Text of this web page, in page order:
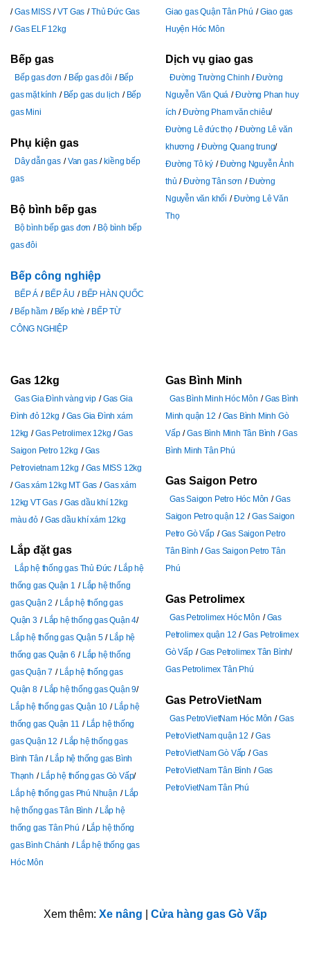
Gas MISS
VT Gas
Thủ Đức Gas
Gas ELF 12kg
Bếp gas
Bếp gas đơn Bếp gas đôi
Bếp
gas mặt kính
Bếp gas du lịch
Bếp
gas Mini
Phụ kiện gas
Dây dẫn gas Van gas
kiềng bếp
gas
Bộ bình bếp gas
Bộ bình bếp gas đơn
Bộ bình bếp
gas đôi
Bếp công nghiệp
BẾP Á BẾP ÂU
BẾP HÀN QUỐC
Bếp hầm
Bếp khè
BẾP TỪ
CÔNG NGHIỆP
Giao gas Quận Tân Phú
Giao gas
Huyện Hóc Môn
Dịch vụ giao gas
Đường Trường Chinh
Đường
Nguyễn Văn Quá
Đường Phan huy
ích
Đường Pham văn chiêu
Đường Lê đức thọ
Đường Lê văn
khương
Đường Quang trung
Đường Tô ký
Đường Nguyễn Ảnh
thủ
Đường Tân sơn
Đường
Nguyễn văn khối
Đường Lê Văn
Thọ
Gas 12kg
Gas Gia Đình vàng vip
Gas Gia
Đình đỏ 12kg
Gas Gia Đình xám
12kg
Gas Petrolimex 12kg
Gas
Saigon Petro 12kg
Gas
Petrovietnam 12kg
Gas MISS 12kg
Gas xám 12kg MT Gas
Gas xám
12kg VT Gas
Gas dầu khí 12kg
màu đỏ
Gas dầu khí xám 12kg
Lắp đặt gas
Lắp hệ thống gas Thủ Đức
Lắp hệ
thống gas Quận 1
Lắp hệ thống
gas Quận 2
Lắp hệ thống gas
Quận 3
Lắp hệ thống gas Quận 4
Lắp hệ thống gas Quận 5
Lắp hệ
thống gas Quận 6
Lắp hệ thống
gas Quận 7
Lắp hệ thống gas
Quận 8
Lắp hệ thống gas Quận 9
Lắp hệ thống gas Quận 10
Lắp hệ
thống gas Quận 11
Lắp hệ thống
gas Quận 12
Lắp hệ thống gas
Bình Tân
Lắp hệ thống gas Bình
Thạnh
Lắp hệ thống gas Gò Vấp
Lắp hệ thống gas Phú Nhuận
Lắp
hệ thống gas Tân Bình
Lắp hệ
thống gas Tân Phú
Lắp hệ thống
gas Bình Chánh
Lắp hệ thống gas
Hóc Môn
Gas Bình Minh
Gas Bình Minh Hóc Môn
Gas Bình
Minh quận 12
Gas Bình Minh Gò
Vấp
Gas Bình Minh Tân Bình
Gas
Bình Minh Tân Phú
Gas Saigon Petro
Gas Saigon Petro Hóc Môn
Gas
Saigon Petro quận 12
Gas Saigon
Petro Gò Vấp
Gas Saigon Petro
Tân Bình
Gas Saigon Petro Tân
Phú
Gas Petrolimex
Gas Petrolimex Hóc Môn
Gas
Petrolimex quận 12
Gas Petrolimex
Gò Vấp
Gas Petrolimex Tân Bình
Gas Petrolimex Tân Phú
Gas PetroVietNam
Gas PetroVietNam Hóc Môn
Gas
PetroVietNam quận 12
Gas
PetroVietNam Gò Vấp
Gas
PetroVietNam Tân Bình
Gas
PetroVietNam Tân Phú
Xem thêm: Xe nâng Cửa hàng gas Gò Vấp